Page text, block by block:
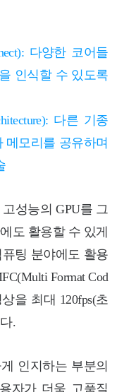
다양한 코어들
인식할 수 있도록
다른 기종
메모리를 공유하며
성능의 GPU를 그
도 활용할 수 있게
팅 분야에도 활용
Format Cod
을 최대 120fps(초
.
인지하는 부분의
자가 더욱 고품질